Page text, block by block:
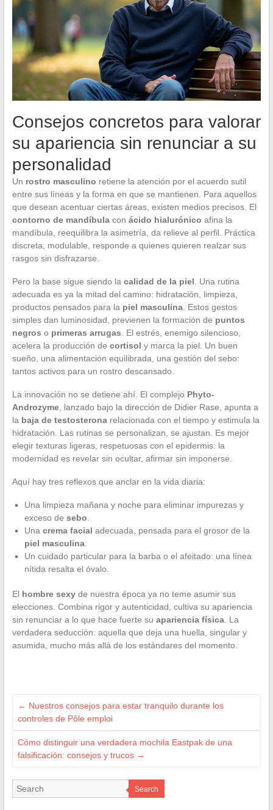
Consejos concretos para valorar
su apariencia sin renunciar a su
personalidad
Un rostro masculino retiene la atención por el acuerdo sutil
entre sus líneas y la forma en que se mantienen. Para aquellos
que desean acentuar ciertas áreas, existen medios precisos. El
contorno de mandíbulacon ácido hialurónico afina la
mandíbula, reequilibra la asimetría, da relieve al perfil. Práctica
discreta, modulable, responde a quienes quieren realzar sus
rasgos sin disfrazarse.
Pero la base sigue siendo la calidad de la piel . Una rutina
adecuada es ya la mitad del camino: hidratación, limpieza,
productos pensados para la piel masculina. Estos gestos
simples dan luminosidad, previenen la formación de puntos
negros o primeras arrugas . El estrés, enemigo silencioso,
acelera la producción de cortisol y marca la piel. Un buen
sueño, una alimentación equilibrada, una gestión del sebo:
tantos activos para un rostro descansado.
La innovación no se detiene ahí. El complejo Phyto-
Androzyme, lanzado bajo la dirección de Didier Rase, apunta a
la baja de testosteronarelacionada con el tiempo y estimula la
hidratación. Las rutinas se personalizan, se ajustan. Es mejor
elegir texturas ligeras, respetuosas con el epidermis: la
modernidad es revelar sin ocultar, afirmar sin imponerse.
Aquí hay tres reflexos que anclar en la vida diaria:
Una limpieza mañana y noche para eliminar impurezas y
exceso de sebo
Una crema facial adecuada, pensada para el grosor de la
piel masculina.
Un cuidado particular para la barba o el afeitado: una línea
nítida resalta el óvalo.
El hombre sexyde nuestra época ya no teme asumir sus
elecciones. Combina rigor y autenticidad, cultiva su apariencia
sin renunciar a lo que hace fuerte su apariencia física. La
verdadera seducción: aquella que deja una huella, singular y
asumida, mucho más allá de los estándares del momento.
← Nuestros consejos para estar tranquilo durante los
controles de Pôle emploi
Cómo distinguir una verdadera mochila Eastpak de una
falsificación: consejos y trucos →
Search